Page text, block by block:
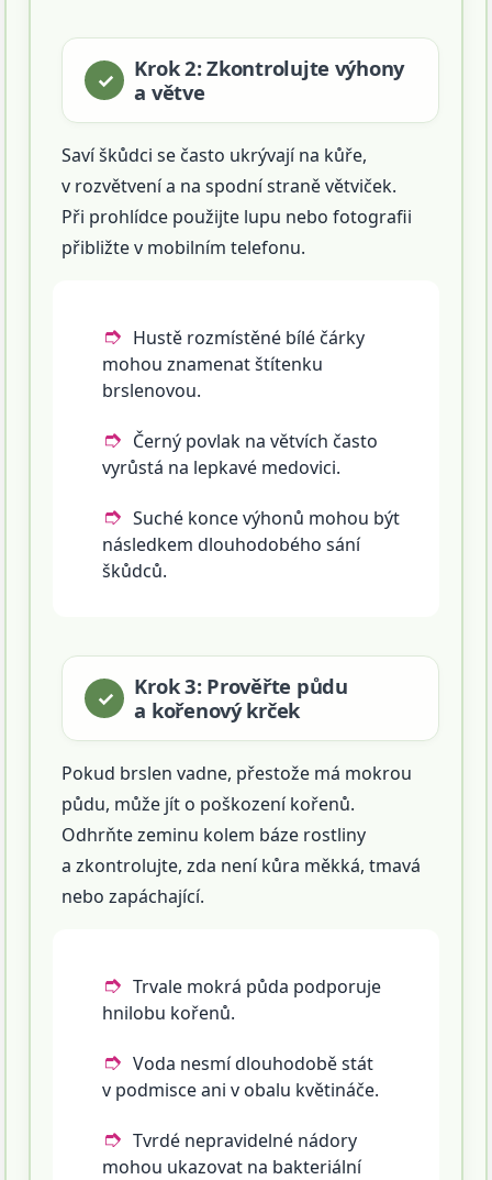
Krok 2: Zkontrolujte výhony
a větve
Saví škůdci se často ukrývají na kůře,
v rozvětvení a na spodní straně větviček.
Při prohlídce použijte lupu nebo fotografii
přibližte v mobilním telefonu.
Hustě rozmístěné bílé čárky
mohou znamenat štítenku
brslenovou.
Černý povlak na větvích často
vyrůstá na lepkavé medovici.
Suché konce výhonů mohou být
následkem dlouhodobého sání
škůdců.
Krok 3: Prověřte půdu
a kořenový krček
Pokud brslen vadne, přestože má mokrou
půdu, může jít o poškození kořenů.
Odhrňte zeminu kolem báze rostliny
a zkontrolujte, zda není kůra měkká, tmavá
nebo zapáchající.
Trvale mokrá půda podporuje
hnilobu kořenů.
Voda nesmí dlouhodobě stát
v podmisce ani v obalu květináče.
Tvrdé nepravidelné nádory
mohou ukazovat na bakteriální